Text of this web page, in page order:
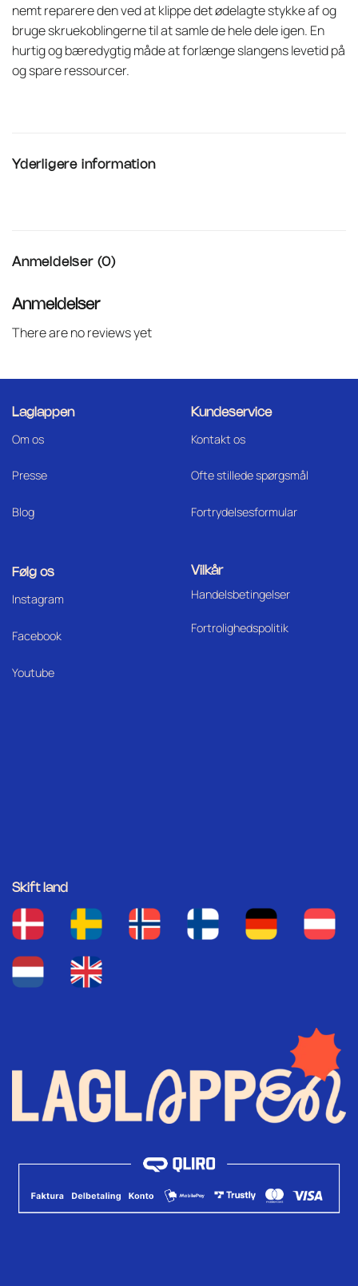
nemt reparere den ved at klippe det ødelagte stykke af og
bruge skruekoblingerne til at samle de hele dele igen. En
hurtig og bæredygtig måde at forlænge slangens levetid på
og spare ressourcer.
Yderligere information
Anmeldelser (0)
Anmeldelser
There are no reviews yet
Laglappen
Om os
Presse
Blog
Kundeservice
Kontakt os
Ofte stillede spørgsmål
Fortrydelsesformular
Følg os
Instagram
Facebook
Youtube
Vilkår
Handelsbetingelser
Fortrolighedspolitik
Skift land